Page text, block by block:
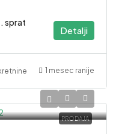
sprat
Detalji
1 mesec ranije
PRODAJA